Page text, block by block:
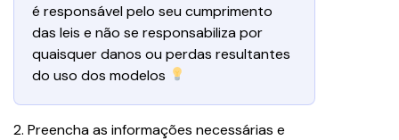
é responsável pelo seu cumprimento
das leis e não se responsabiliza por
quaisquer danos ou perdas resultantes
do uso dos modelos
2. Preencha as informações necessárias e